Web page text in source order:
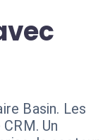
Basin. Les
Un